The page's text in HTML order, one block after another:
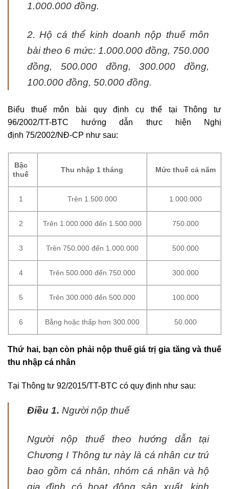
1.000.000 đồng.
2. Hộ cá thể kinh doanh nộp thuế môn
bài theo 6 mức: 1.000.000 đồng, 750.000
đồng, 500.000 đồng, 300.000 đồng,
100.000 đồng, 50.000 đồng.
Biểu thuế môn bài quy định cụ thể tại Thông tư
96/2002/TT-BTC hướng dẫn thực hiện Nghị
định 75/2002/NĐ-CP như sau:
Bậc
thuế
Thu nhập 1 tháng Mức thuế cả năm
1 Trên 1.500.000 1.000.000
2 Trên 1.000.000 đến 1.500.000 750.000
3 Trên 750.000 đến 1.000.000 500.000
4 Trên 500.000 đến 750.000 300.000
5 Trên 300.000 đến 500.000 100.000
6 Bằng hoặc thấp hơn 300.000 50.000
Thứ hai, bạn còn phải nộp thuế giá trị gia tăng và thuế
thu nhập cá nhân
Tại Thông tư 92/2015/TT-BTC có quy định như sau:
Điều 1. Người nộp thuế
Người nộp thuế theo hướng dẫn tại
Chương I Thông tư này là cá nhân cư trú
bao gồm cá nhân, nhóm cá nhân và hộ